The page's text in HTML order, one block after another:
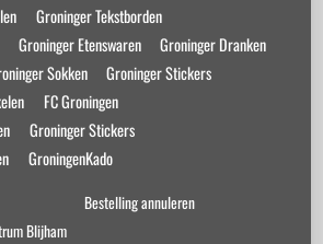
Groninger Tekstborden
Groninger Etenswaren
Groninger Dranken
Sokken
Groninger Stickers
FC Groningen
Groninger Stickers
GroningenKado
Blijham
Bestelling annuleren